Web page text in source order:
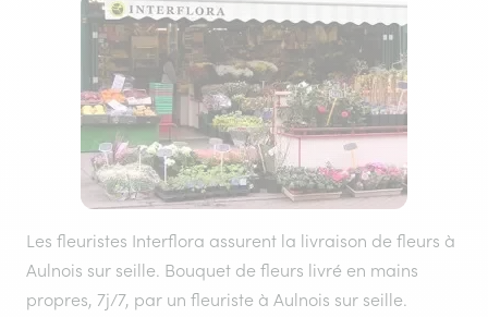
Les fleuristes Interflora assurent la livraison de fleurs à
Aulnois sur seille. Bouquet de fleurs livré en mains
propres, 7j/7, par un fleuriste à Aulnois sur seille.